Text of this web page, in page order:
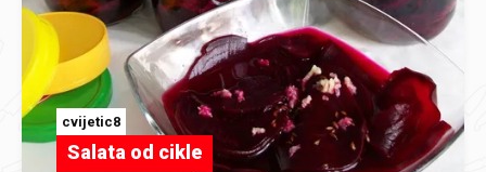
cvijetic8
Salata od cikle